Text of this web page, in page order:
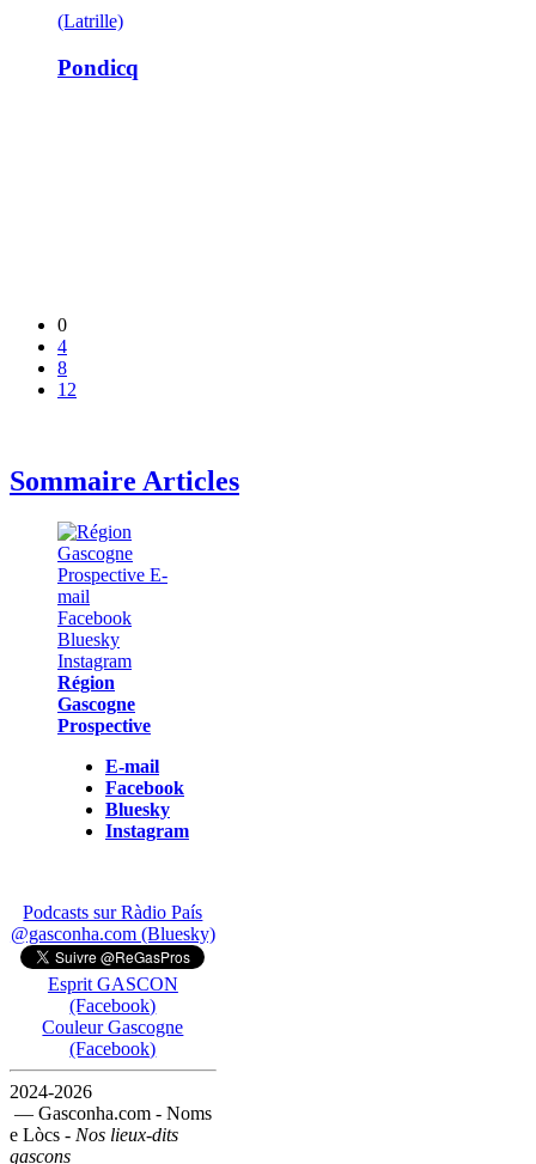
(Latrille)
Pondicq
0
4
8
12
Sommaire Articles
Région
Gascogne
Prospective
E-mail
Facebook
Bluesky
Instagram
Podcasts sur Ràdio País
@gasconha.com (Bluesky)
Esprit GASCON
(Facebook)
Couleur Gascogne
(Facebook)
2024-2026
— Gasconha.com - Noms
e Lòcs - Nos lieux-dits
gascons